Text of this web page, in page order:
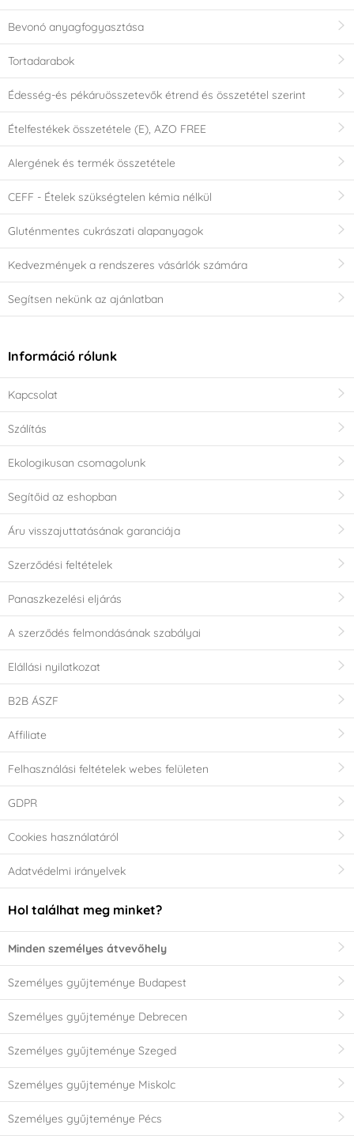
Bevonó anyagfogyasztása
Tortadarabok
Édesség-és pékáruösszetevők étrend és összetétel szerint
Ételfestékek összetétele (E), AZO FREE
Alergének és termék összetétele
CEFF - Ételek szükségtelen kémia nélkül
Gluténmentes cukrászati alapanyagok
Kedvezmények a rendszeres vásárlók számára
Segítsen nekünk az ajánlatban
Információ rólunk
Kapcsolat
Szálítás
Ekologikusan csomagolunk
Segítőid az eshopban
Áru visszajuttatásának garanciája
Szerződési feltételek
Panaszkezelési eljárás
A szerződés felmondásának szabályai
Elállási nyilatkozat
B2B ÁSZF
Affiliate
Felhasználási feltételek webes felületen
GDPR
Cookies használatáról
Adatvédelmi irányelvek
Hol találhat meg minket?
Minden személyes átvevőhely
Személyes gyűjteménye Budapest
Személyes gyűjteménye Debrecen
Személyes gyűjteménye Szeged
Személyes gyűjteménye Miskolc
Személyes gyűjteménye Pécs